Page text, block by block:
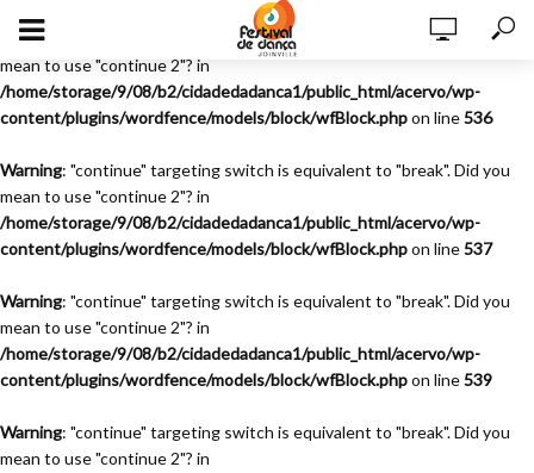
Warning
: "continue" targeting switch is equivalent to "break". Did you
mean to use "continue 2"? in
/home/storage/9/08/b2/cidadedadanca1/public_html/acervo/wp-
content/plugins/wordfence/models/block/wfBlock.phpon line536
Warning: "continue" targeting switch is equivalent to "break". Did you
mean to use "continue 2"? in
/home/storage/9/08/b2/cidadedadanca1/public_html/acervo/wp-
content/plugins/wordfence/models/block/wfBlock.phpon line537
Warning: "continue" targeting switch is equivalent to "break". Did you
mean to use "continue 2"? in
/home/storage/9/08/b2/cidadedadanca1/public_html/acervo/wp-
content/plugins/wordfence/models/block/wfBlock.phpon line539
Warning: "continue" targeting switch is equivalent to "break". Did you
mean to use "continue 2"? in